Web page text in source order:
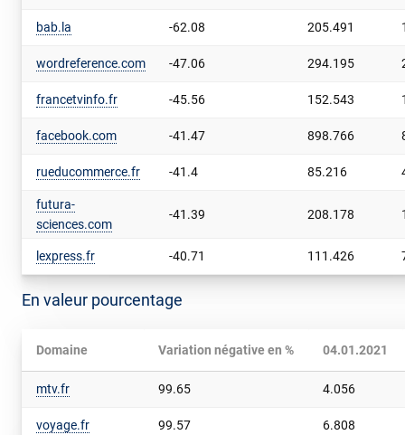
bab.la -62.08 205.491
wordreference.com -47.06 294.195
francetvinfo.fr -45.56 152.543
facebook.com -41.47 898.766
rueducommerce.fr -41.4 85.216
futura-
sciences.com
-41.39 208.178
lexpress.fr -40.71 111.426
En valeur pourcentage
Domaine Variation négative en % 04.01.2021
mtv.fr 99.65 4.056
voyage.fr 99.57 6.808